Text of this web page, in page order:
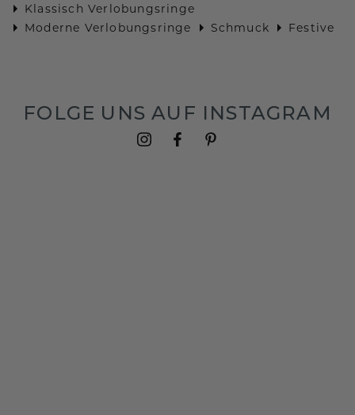
Klassisch Verlobungsringe
Moderne Verlobungsringe
Schmuck Festive
FOLGE UNS AUF INSTAGRAM